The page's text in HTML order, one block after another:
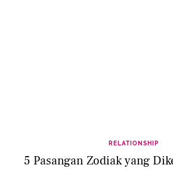
RELATIONSHIP
5 Pasangan Zodiak yang